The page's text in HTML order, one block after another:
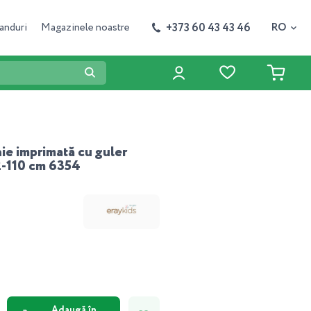
Magazinele noastre +373 60 43 43 46 RO
imprimată cu guler
cm 6354